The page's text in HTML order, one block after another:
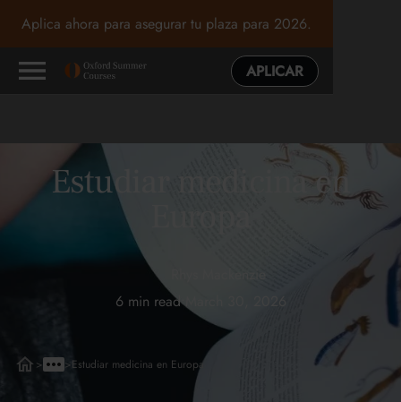
Aplica ahora para asegurar tu plaza para 2026.
APLICAR
Estudiar medicina en
6 min read•March 30, 2026
> >Estudiar medicina en Europa